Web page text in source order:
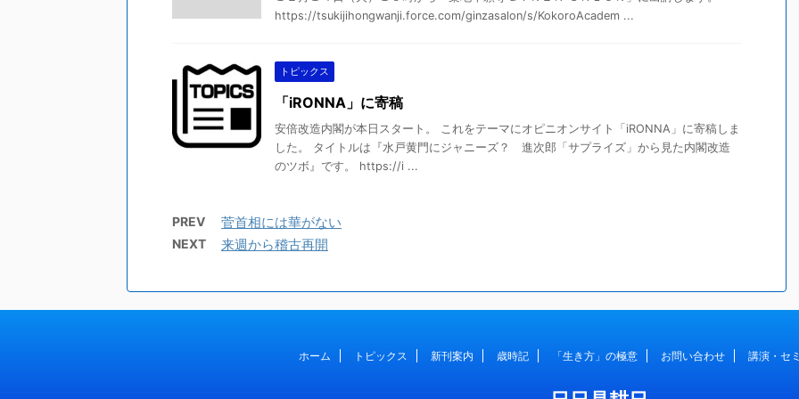
https://tsukijihongwanji.force.com/ginzasalon/s/KokoroAcadem ...
トピックス
「iRONNA」に寄稿
安倍改造内閣が本日スタート。 これをテーマにオピニオンサイト「iRONNA」に寄稿しま
した。 タイトルは『水戸黄門にジャニーズ？ 進次郎「サプライズ」から見た内閣改造
のツボ』です。 https://i ...
PREV 菅首相には華がない
NEXT 来週から稽古再開
ホーム トピックス 新刊案内 歳時記 「生き方」の極意 お問い合わせ 講演・セ